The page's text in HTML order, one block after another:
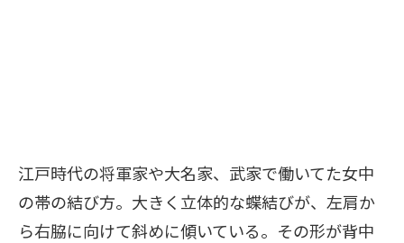
江戸時代の将軍家や大名家、武家で働いてた女中
の帯の結び方。大きく立体的な蝶結びが、左肩か
ら右脇に向けて斜めに傾いている。その形が背中